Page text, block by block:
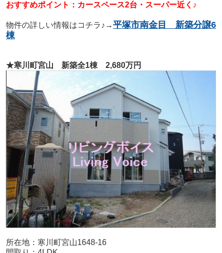
おすすめポイント：カースペース2台・スーパー近く♪
物件の詳しい情報はコチラ♪→平塚市南金目 新築分譲6
棟
★寒川町宮山 新築全1棟 2,680万円
所在地：寒川町宮山1648-16